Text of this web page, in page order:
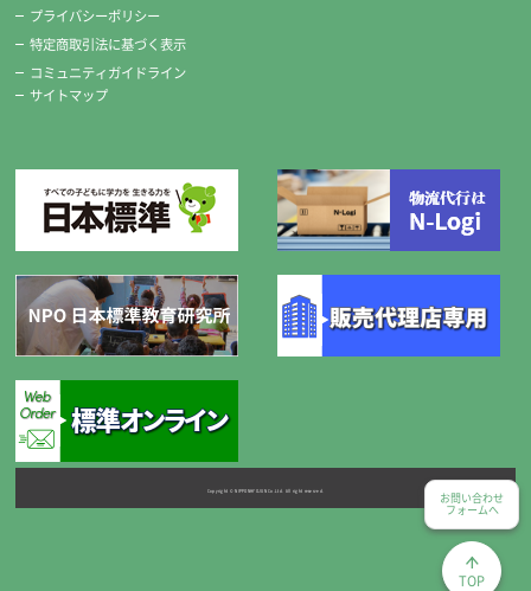
刃が見えるからキャップのつけはずしも安心です。
切れ味バツグン！高級ステンレス製です。
※標準セットの糸切りばさみは、希望により右用・左用のどちかがセッ
トになります。
プライバシーポリシー
特定商取引法に基づく表示
コミュニティガイドライン
サイトマップ
Copyright © NIPPONHYOJUN Co.Ltd. All right reserved.
お問い合わせ
フォームへ
TOP